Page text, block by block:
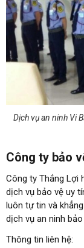
Dịch vụ an ninh Vi
Công ty bảo
Công ty Thắng Lợi
dịch vụ bảo vệ uy
luôn tự tin và
dịch vụ an ninh bảo
Thông tin liên hệ: